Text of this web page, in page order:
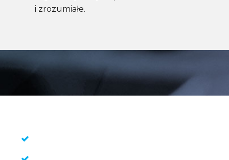
i zrozumiałe.